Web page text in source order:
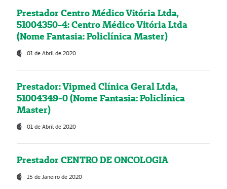
Prestador Centro Médico Vitória Ltda,
51004350-4: Centro Médico Vitória Ltda
(Nome Fantasia: Policlínica Master)
01 de Abril de 2020
Prestador: Vipmed Clínica Geral Ltda,
51004349-0 (Nome Fantasia: Policlínica
Master)
01 de Abril de 2020
Prestador CENTRO DE ONCOLOGIA
15 de Janeiro de 2020